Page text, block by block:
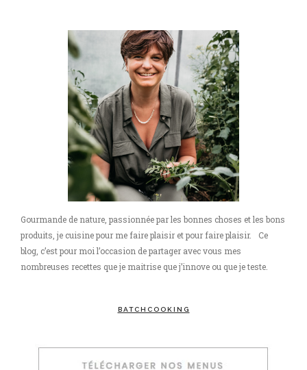
Gourmande de nature, passionnée par les bonnes choses et les bons
produits, je cuisine pour me faire plaisir et pour faire plaisir. Ce
blog, c’est pour moi l’occasion de partager avec vous mes
nombreuses recettes que je maitrise que j’innove ou que je teste.
BATCHCOOKING